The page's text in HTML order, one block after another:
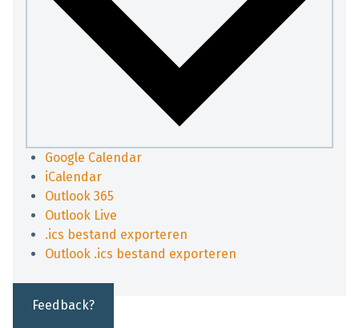
Google Calendar
iCalendar
Outlook 365
Outlook Live
.ics bestand exporteren
Outlook .ics bestand exporteren
Feedback?